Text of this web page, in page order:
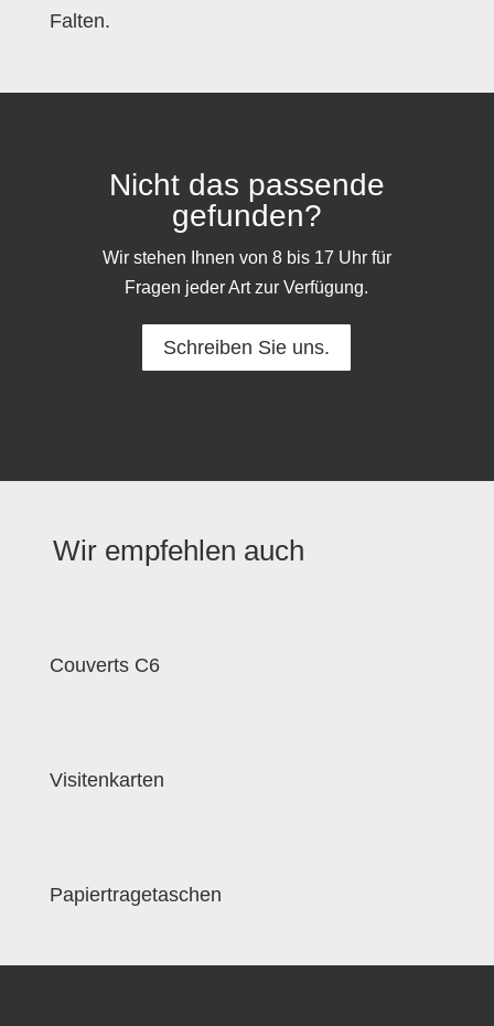
Falten.
Nicht das passende
gefunden?
Wir stehen Ihnen von 8 bis 17 Uhr für
Fragen jeder Art zur Verfügung.
Schreiben Sie uns.
Wir empfehlen auch
Couverts C6
Visitenkarten
Papiertragetaschen